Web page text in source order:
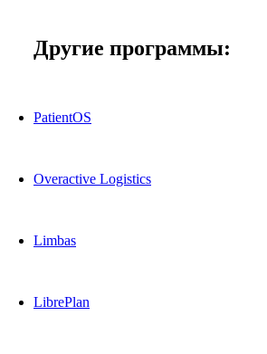
Другие программы:
PatientOS
Overactive Logistics
Limbas
LibrePlan